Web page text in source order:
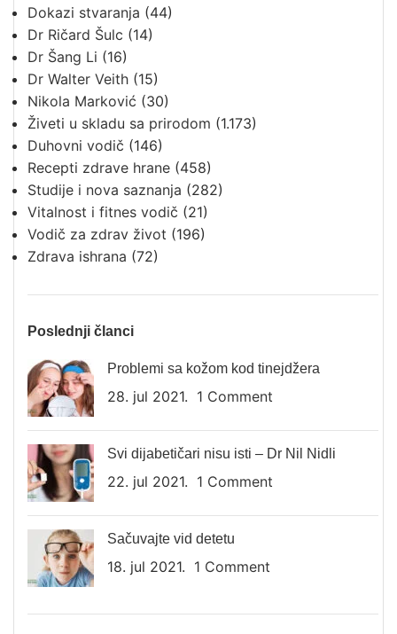
Dokazi stvaranja (44)
Dr Ričard Šulc (14)
Dr Šang Li (16)
Dr Walter Veith (15)
Nikola Marković (30)
Živeti u skladu sa prirodom (1.173)
Duhovni vodič (146)
Recepti zdrave hrane (458)
Studije i nova saznanja (282)
Vitalnost i fitnes vodič (21)
Vodič za zdrav život (196)
Zdrava ishrana (72)
Poslednji članci
Problemi sa kožom kod tinejdžera
28. jul 2021. 1 Comment
Svi dijabetičari nisu isti – Dr Nil Nidli
22. jul 2021. 1 Comment
Sačuvajte vid detetu
18. jul 2021. 1 Comment